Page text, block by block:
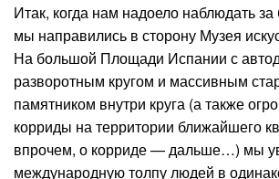
Итак, когда нам надоело наблюдать
мы направились в сторону Музея
На большой Площади Испании с
разворотным кругом и массивным
памятником внутри круга (а также
корриды на территории ближайшего
впрочем, о корриде — дальше…) мы
международную толпу людей в